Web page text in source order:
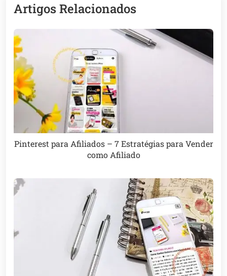
Artigos Relacionados
Pinterest para Afiliados – 7 Estratégias para Vender
como Afiliado